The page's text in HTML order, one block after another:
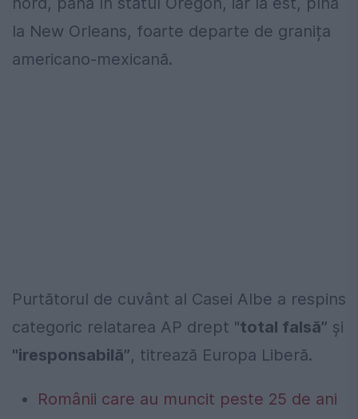
la New Orleans, foarte departe de granița
americano-mexicană.
Purtătorul de cuvânt al Casei Albe a respins
categoric relatarea AP drept "total falsă” și
"iresponsabilă”, titrează Europa Liberă.
Românii care au muncit peste 25 de ani